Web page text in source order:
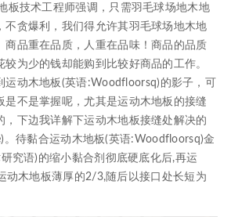
板技术工程师强调，只需羽毛球场地木地
不贪爆利，我们得允许其羽毛球场地木地
商品重在品质，人重在品味！商品的品质
为少的钱却能购到比较好商品的工作。
运动木地板(英语:Woodfloorsq)的影子，可
是不是掌握呢，尤其是运动木地板的接缝
，下边我详解下运动木地板接缝处解决的
。待黏合运动木地板(英语:Woodfloorsq)金
究语)的缩小黏合剂彻底硬底化后,再运
动木地板薄厚的2/3,随后以接口处长短为